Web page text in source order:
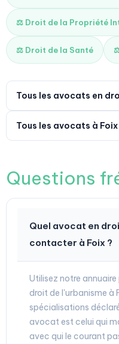
⚖️ Droit de la Propriété
⚖️ Droit de la Santé
Tous les avocats en
Tous les avocats à
Questions
Quel avocat en
contacter à Foix ?
Utilisez notre
droit de l'urbanisme à
spécialisations
avocat est celui qui
avec qui le courant